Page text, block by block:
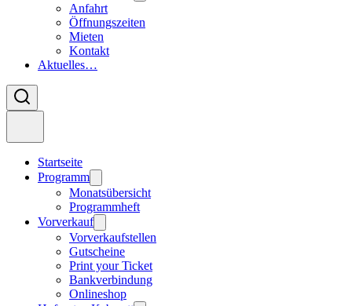
Anfahrt
Öffnungszeiten
Mieten
Kontakt
Aktuelles…
Startseite
Programm
Monatsübersicht
Programmheft
Vorverkauf
Vorverkaufstellen
Gutscheine
Print your Ticket
Bankverbindung
Onlineshop